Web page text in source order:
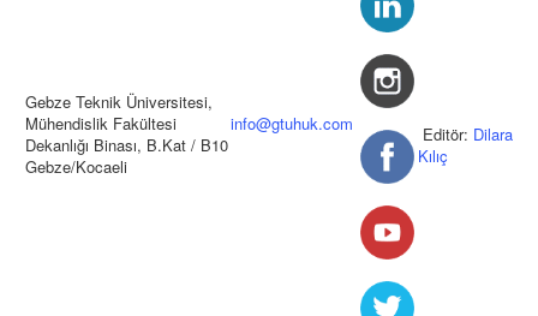
Gebze Teknik Üniversitesi,
Mühendislik Fakültesi
Dekanlığı Binası, B.Kat / B10
Gebze/Kocaeli
info@gtuhuk.com Editör: Dilara
Kılıç